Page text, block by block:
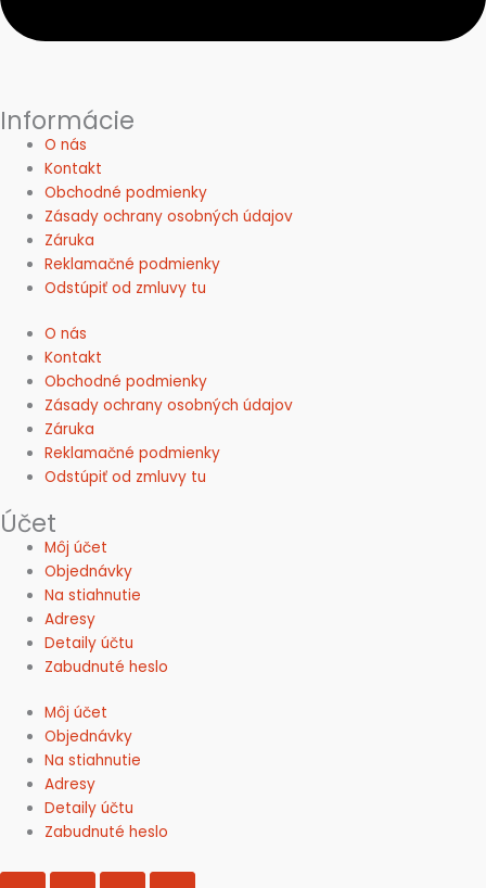
Informácie
O nás
Kontakt
Obchodné podmienky
Zásady ochrany osobných údajov
Záruka
Reklamačné podmienky
Odstúpiť od zmluvy tu
O nás
Kontakt
Obchodné podmienky
Zásady ochrany osobných údajov
Záruka
Reklamačné podmienky
Odstúpiť od zmluvy tu
Účet
Môj účet
Objednávky
Na stiahnutie
Adresy
Detaily účtu
Zabudnuté heslo
Môj účet
Objednávky
Na stiahnutie
Adresy
Detaily účtu
Zabudnuté heslo